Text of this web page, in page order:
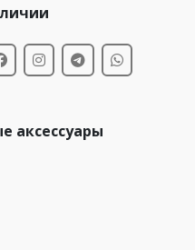
аксессуары